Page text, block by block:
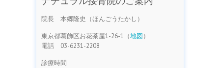
院長 本郷隆史（ほんごうたかし）
東京都葛飾区お花茶屋1-26-1（地図）
電話 03-6231-2208
診療時間